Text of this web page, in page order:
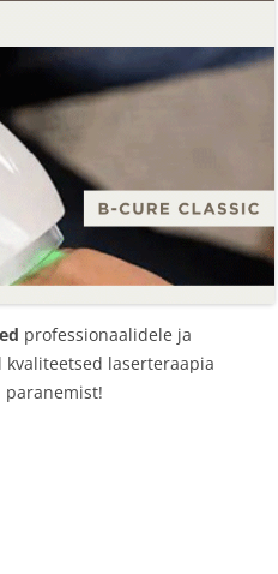
professionaalidele ja
laserteraapia
paranemist!